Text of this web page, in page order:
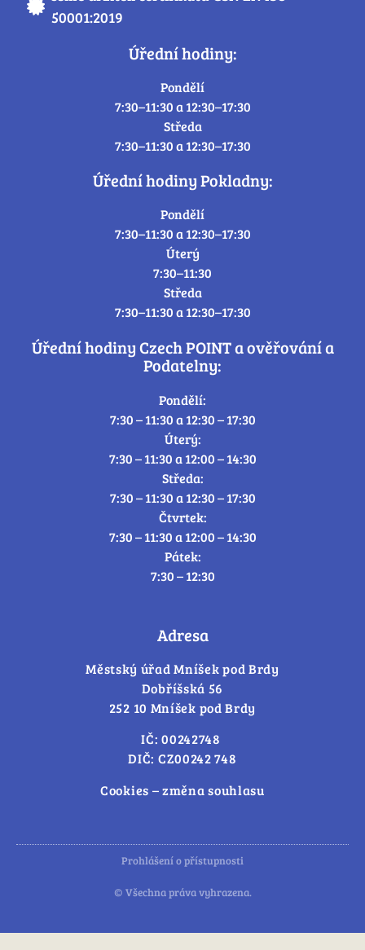
50001:2019
Úřední hodiny:
Pondělí
7:30–11:30 a 12:30–17:30
Středa
7:30–11:30 a 12:30–17:30
Úřední hodiny Pokladny:
Pondělí
7:30–11:30 a 12:30–17:30
Úterý
7:30–11:30
Středa
7:30–11:30 a 12:30–17:30
Úřední hodiny Czech POINT a ověřování a
Podatelny:
Pondělí:
7:30 – 11:30 a 12:30 – 17:30
Úterý:
7:30 – 11:30 a 12:00 – 14:30
Středa:
7:30 – 11:30 a 12:30 – 17:30
Čtvrtek:
7:30 – 11:30 a 12:00 – 14:30
Pátek:
7:30 – 12:30
Adresa
Městský úřad Mníšek pod Brdy
Dobříšská 56
252 10 Mníšek pod Brdy
IČ: 00242748
DIČ: CZ00242 748
Cookies – změna souhlasu
Prohlášení o přístupnosti
© Všechna práva vyhrazena.